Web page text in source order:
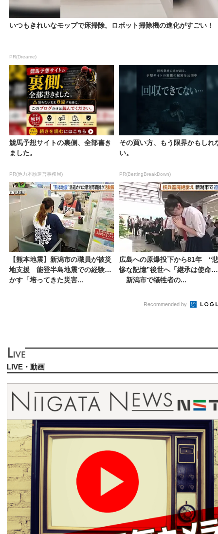
いつもきれいなモップで床掃除。ロボット掃除機の進化がすごい！
PR(Dreame)
競馬予想サイトの裏側、全部書き
ました。
PR(他力本願運営事務局)
その買い方、もう限界かもしれ
い。
PR(BettingBreakDown)
【熊本地震】新潟市の職員が被災
地支援 能登半島地震での経験生
かす「培ってきた災害...
広島への原爆投下から81年 “
惨な記憶”後世へ「継承は使命」
新潟市で犠牲者の...
Recommended by
LIVE・動画